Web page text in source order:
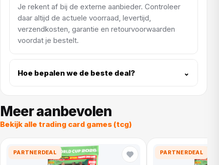
Je rekent af bij de externe aanbieder. Controleer
daar altijd de actuele voorraad, levertijd,
verzendkosten, garantie en retourvoorwaarden
voordat je bestelt.
Hoe bepalen we de beste deal? ⌄
Meer aanbevolen
Bekijk alle trading card games (tcg)
PARTNERDEAL PARTNERDEAL